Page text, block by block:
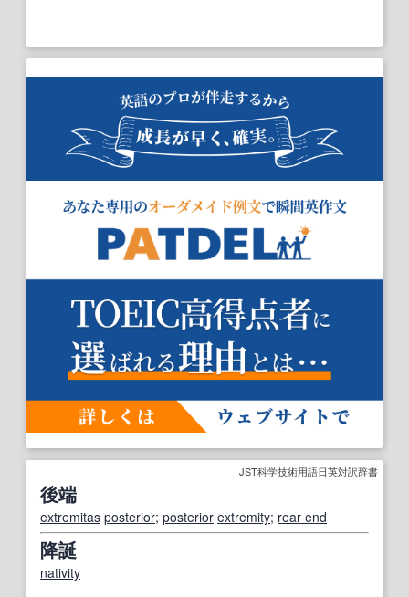
JST科学技術用語日英対訳辞書
後端
extremitas posterior; posterior extremity; rear end
降誕
nativity